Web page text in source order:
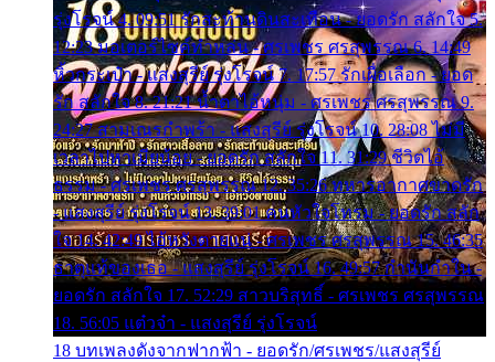
รุ่งโรจน์ 4. 09:51 รักสะท้านดินสะเทือน - ยอดรัก สลักใจ 5.
12:23 มอเตอร์ไซค์ทำหล่น - ศรเพชร ศรสุพรรณ 6. 14:49
หิ้วกระเป๋า - แสงสุรีย์ รุ่งโรจน์ 7. 17:57 รักเผื่อเลือก - ยอด
รัก สลักใจ 8. 21:21 น้ำตาไอ้หนุ่ม - ศรเพชร ศรสุพรรณ 9.
24:27 สามเณรกำพร้า - แสงสุรีย์ รุ่งโรจน์ 10. 28:08 ไม่มี
เวลาไปหาเมียน้อย - ยอดรัก สลักใจ 11. 31:29 ชีวิตไอ้
ธรรม - ศรเพชร ศรสุพรรณ 12. 35:26 ทหารอากาศขาดรัก
- แสงสุรีย์ รุ่งโรจน์ 13. 39:01 คนหัวใจโทรม - ยอดรัก สลัก
ใจ 14. 42:49 ไอ้หวังตายแน่ - ศรเพชร ศรสุพรรณ 15. 46:35
ธาตุแท้ของเธอ - แสงสุรีย์ รุ่งโรจน์ 16. 49:57 กำนันกำใน -
ยอดรัก สลักใจ 17. 52:29 สาวบริสุทธิ์ - ศรเพชร ศรสุพรรณ
18. 56:05 แต๋วจ๋า - แสงสุรีย์ รุ่งโรจน์
18 บทเพลงดังจากฟากฟ้า - ยอดรัก/ศรเพชร/แสงสุรีย์